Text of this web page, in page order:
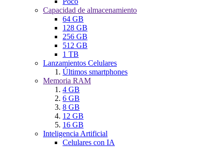
Capacidad de almacenamiento
64 GB
128 GB
256 GB
512 GB
1 TB
Lanzamientos Celulares
Últimos smartphones
Memoria RAM
4 GB
6 GB
8 GB
12 GB
16 GB
Inteligencia Artificial
Celulares con IA